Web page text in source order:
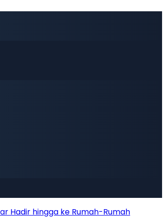
Hadir hingga ke Rumah-Rumah